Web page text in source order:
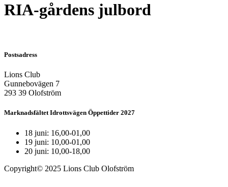
RIA-gårdens julbord
Postsadress
Lions Club
Gunnebovägen 7
293 39 Olofström
Marknadsfältet Idrottsvägen Öppettider 2027
18 juni: 16,00-01,00
19 juni: 10,00-01,00
20 juni: 10,00-18,00
Copyright© 2025 Lions Club Olofström